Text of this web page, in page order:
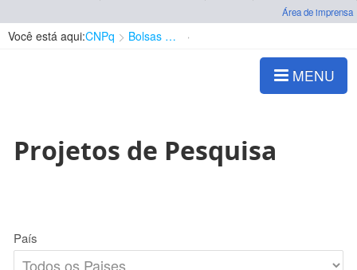
Área de imprensa
Você está aqui:CNPq Bolsas e Auxílios Vigentes
MENU
Projetos de Pesquisa
País